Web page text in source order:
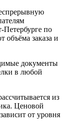
Петербурге по
объёма заказа и
документы
в любой
из
Ценовой
от уровня